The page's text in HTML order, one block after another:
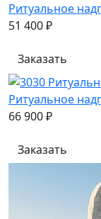
Ритуальное
51 400 ₽
Заказать
Ритуальное
66 900 ₽
Заказать